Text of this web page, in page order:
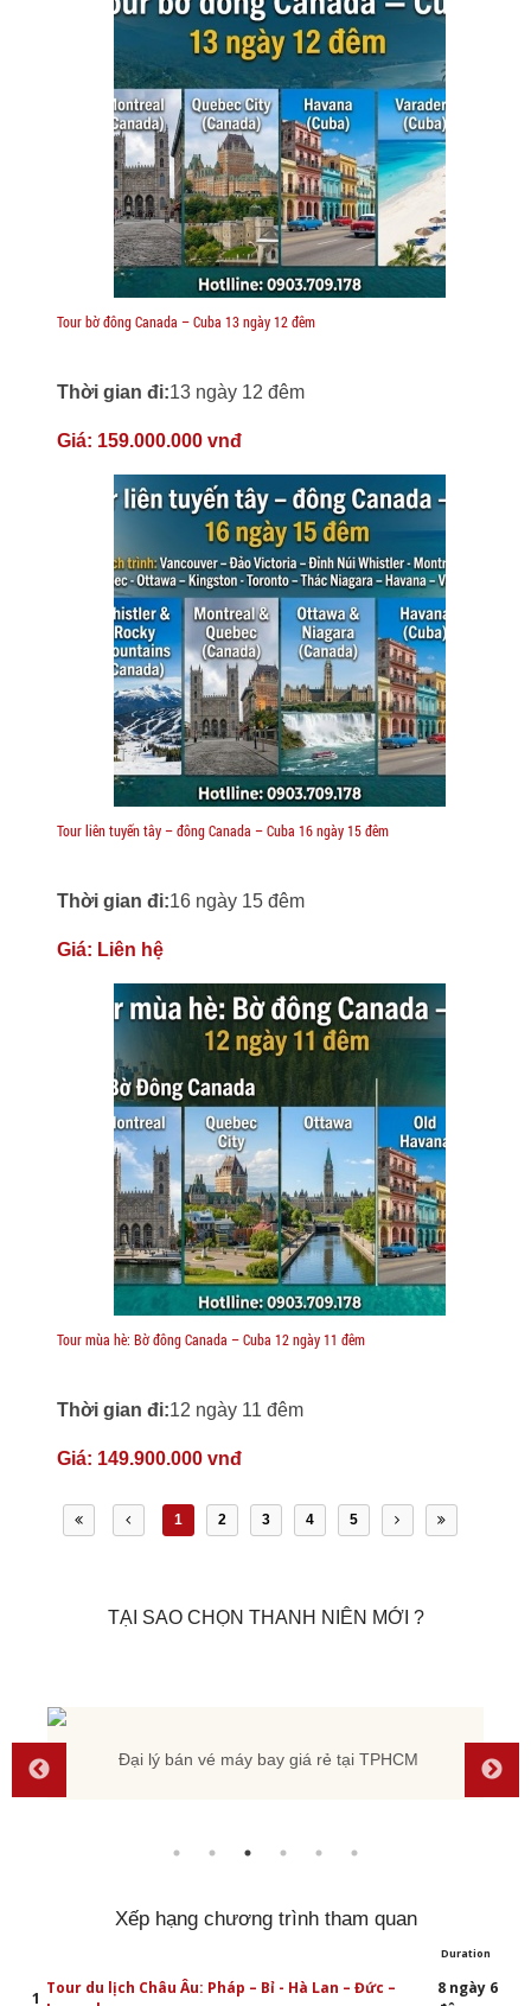
Tour bờ đông Canada – Cuba 13 ngày 12 đêm
Thời gian đi:13 ngày 12 đêm
Giá: 159.000.000 vnđ
Tour liên tuyến tây – đông Canada – Cuba 16 ngày 15 đêm
Thời gian đi:16 ngày 15 đêm
Giá: Liên hệ
Tour mùa hè: Bờ đông Canada – Cuba 12 ngày 11 đêm
Thời gian đi:12 ngày 11 đêm
Giá: 149.900.000 vnđ
1 2 3 4 5
TẠI SAO CHỌN THANH NIÊN MỚI ?
Đại lý bán vé máy bay giá rẻ tại TPHCM
Xếp hạng chương trình tham quan
Duration
1
Tour du lịch Châu Âu: Pháp – Bỉ - Hà Lan – Đức –
8 ngày 6